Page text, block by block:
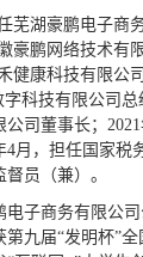
芜湖豪鹏电子商
豪鹏网络技术有
健康科技有限公
科技有限公司总
司董事长；
4月，担任国家税
员（兼）。
电子商务有限公
九届“发明杯”